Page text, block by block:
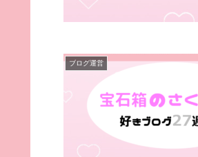
ブログ運営